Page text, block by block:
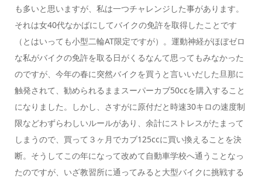
も多いと思いますが、私は一つチャレンジした事があります。
それは女40代なかばにしてバイクの免許を取得したことです
（とはいっても小型二輪AT限定ですが）。運動神経がほぼゼロ
な私がバイクの免許を取る日がくるなんて思ってもみなかった
のですが、今年の春に突然バイクを買うと言いいだした旦那に
触発されて、勧められるままスーパーカブ50ccを購入すること
になりました。しかし、さすがに原付だと時速30キロの速度制
限などわずらわしいルールがあり、余計にストレスがたまって
しまうので、買って３ヶ月でカブ125ccに買い換えることを決
断。そうしてこの年になって改めて自動車学校へ通うことなっ
たのですが、いざ教習所に通ってみると大型バイクに挑戦する